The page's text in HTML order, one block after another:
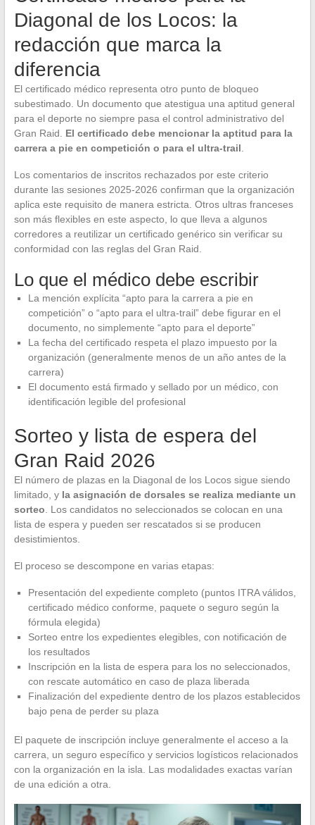
Diagonal de los Locos: la
redacción que marca la
diferencia
El certificado médico representa otro punto de bloqueo
subestimado. Un documento que atestigua una aptitud general
para el deporte no siempre pasa el control administrativo del
Gran Raid. El certificado debe mencionar la aptitud para la
carrera a pie en competición o para el ultra-trail
Los comentarios de inscritos rechazados por este criterio
durante las sesiones 2025-2026 confirman que la organización
aplica este requisito de manera estricta. Otros ultras franceses
son más flexibles en este aspecto, lo que lleva a algunos
corredores a reutilizar un certificado genérico sin verificar su
conformidad con las reglas del Gran Raid.
Lo que el médico debe escribir
La mención explícita “apto para la carrera a pie en
competición” o “apto para el ultra-trail” debe figurar en el
documento, no simplemente “apto para el deporte”
La fecha del certificado respeta el plazo impuesto por la
organización (generalmente menos de un año antes de la
carrera)
El documento está firmado y sellado por un médico, con
identificación legible del profesional
Sorteo y lista de espera del
Gran Raid 2026
El número de plazas en la Diagonal de los Locos sigue siendo
limitado, y la asignación de dorsales se realiza mediante un
sorteo . Los candidatos no seleccionados se colocan en una
lista de espera y pueden ser rescatados si se producen
desistimientos.
El proceso se descompone en varias etapas:
Presentación del expediente completo (puntos ITRA válidos,
certificado médico conforme, paquete o seguro según la
fórmula elegida)
Sorteo entre los expedientes elegibles, con notificación de
los resultados
Inscripción en la lista de espera para los no seleccionados,
con rescate automático en caso de plaza liberada
Finalización del expediente dentro de los plazos establecidos
bajo pena de perder su plaza
El paquete de inscripción incluye generalmente el acceso a la
carrera, un seguro específico y servicios logísticos relacionados
con la organización en la isla. Las modalidades exactas varían
de una edición a otra.